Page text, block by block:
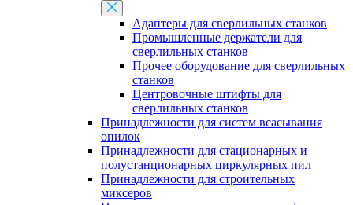
Адаптеры для сверлильных станков
Промышленные держатели для
сверлильных станков
Прочее оборудование для сверлильных
станков
Центровочные штифты для
сверлильных станков
Принадлежности для систем всасывания
опилок
Принадлежности для стационарных и
полустанционарных циркулярных пил
Принадлежности для строительных
миксеров